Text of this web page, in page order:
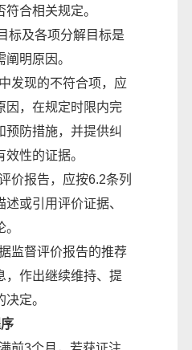
合相关规定。
标及各项分解目标是
明原因。
发现的不符合项，应
因，在规定时限内完
预防措施，并提供纠
性的证据。
价报告，应按6.2条列
或引用评价证据、
监督评价报告的推荐
，作出继续维持、提
定。